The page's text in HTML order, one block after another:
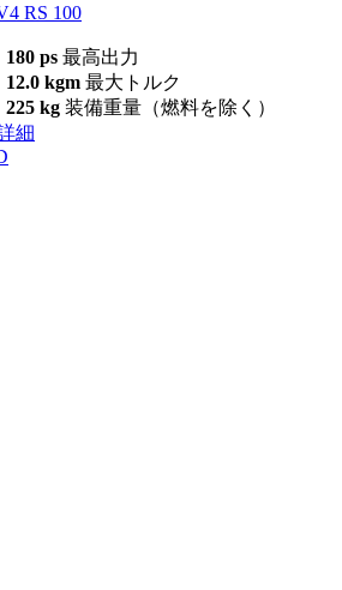
RS 100
180 ps 最高出力
12.0 kgm 最大トルク
225 kg 装備重量（燃料を除く）
細